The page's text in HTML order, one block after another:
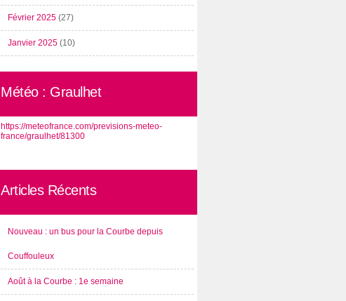
Février 2025 (27)
Janvier 2025 (10)
Météo : Graulhet
https://meteofrance.com/previsions-meteo-
france/graulhet/81300
Articles Récents
Nouveau : un bus pour la Courbe depuis
Couffouleux
Août à la Courbe : 1e semaine